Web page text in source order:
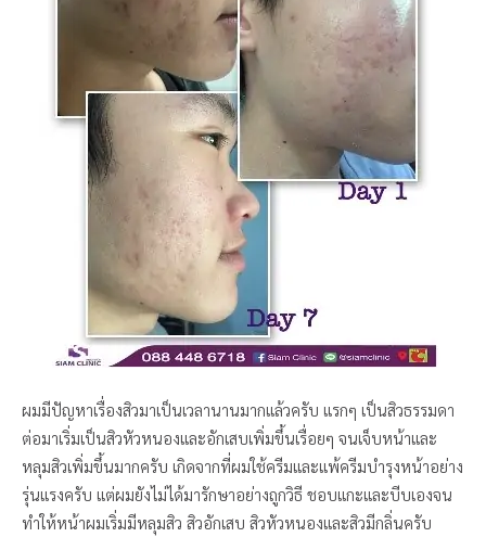
ผมมีปัญหาเรื่องสิวมาเป็นเวลานานมากแล้วครับ แรกๆ เป็นสิวธรรมดา
ต่อมาเริ่มเป็นสิวหัวหนองและอักเสบเพิ่มขึ้นเรื่อยๆ จนเจ็บหน้าและ
หลุมสิวเพิ่มขึ้นมากครับ เกิดจากที่ผมใช้ครีมและแพ้ครีมบำรุงหน้าอย่าง
รุ่นแรงครับ แต่ผมยังไม่ได้มารักษาอย่างถูกวิธี ชอบแกะและบีบเองจน
ทำให้หน้าผมเริ่มมีหลุมสิว สิวอักเสบ สิวหัวหนองและสิวมีกลิ่นครับ